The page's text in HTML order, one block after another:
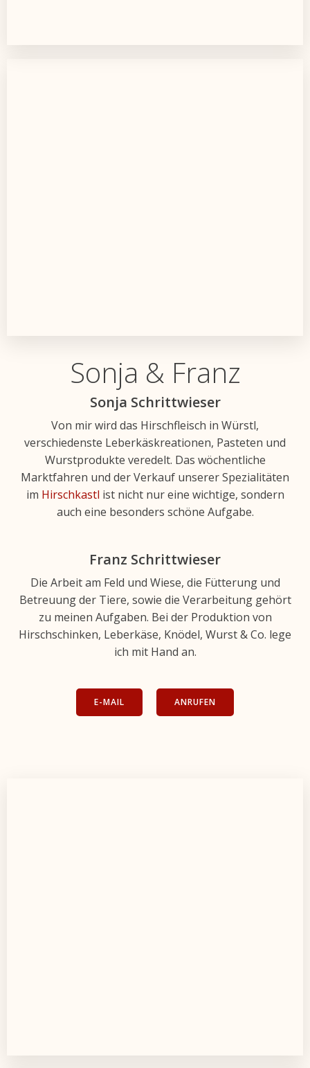
Sonja & Franz
Sonja Schrittwieser
Von mir wird das Hirschfleisch in Würstl,
verschiedenste Leberkäskreationen, Pasteten und
Wurstprodukte veredelt. Das wöchentliche
Marktfahren und der Verkauf unserer Spezialitäten
im Hirschkastl ist nicht nur eine wichtige, sondern
auch eine besonders schöne Aufgabe.
Franz Schrittwieser
Die Arbeit am Feld und Wiese, die Fütterung und
Betreuung der Tiere, sowie die Verarbeitung gehört
zu meinen Aufgaben. Bei der Produktion von
Hirschschinken, Leberkäse, Knödel, Wurst & Co. lege
ich mit Hand an.
E-MAIL ANRUFEN